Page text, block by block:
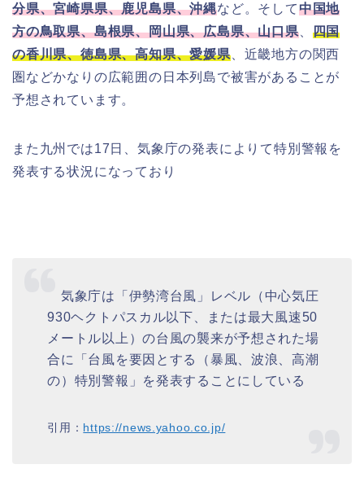
分県、宮崎県県、鹿児島県、沖縄など。そして中国地
方の鳥取県、島根県、岡山県、広島県、山口県、 四国
の香川県、徳島県、高知県、愛媛県、近畿地方の関西
圏などかなりの広範囲の日本列島で被害があることが
予想されています。
また九州では17日、気象庁の発表によりて特別警報を
発表する状況になっており
気象庁は「伊勢湾台風」レベル（中心気圧
930ヘクトパスカル以下、または最大風速50
メートル以上）の台風の襲来が予想された場
合に「台風を要因とする（暴風、波浪、高潮
の）特別警報」を発表することにしている
引用： https://news.yahoo.co.jp/